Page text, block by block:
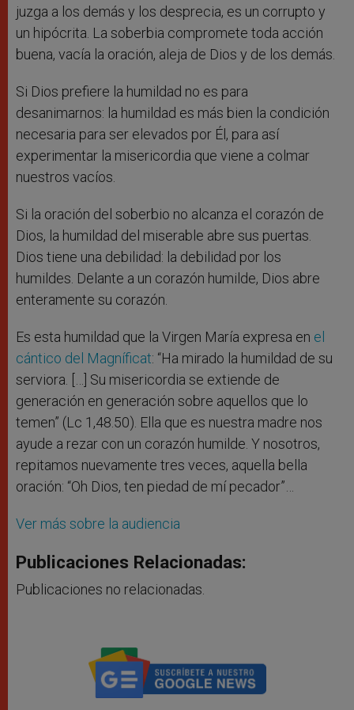
juzga a los demás y los desprecia, es un corrupto y
un hipócrita. La soberbia compromete toda acción
buena, vacía la oración, aleja de Dios y de los demás.
Si Dios prefiere la humildad no es para
desanimarnos: la humildad es más bien la condición
necesaria para ser elevados por Él, para así
experimentar la misericordia que viene a colmar
nuestros vacíos.
Si la oración del soberbio no alcanza el corazón de
Dios, la humildad del miserable abre sus puertas.
Dios tiene una debilidad: la debilidad por los
humildes. Delante a un corazón humilde, Dios abre
enteramente su corazón.
Es esta humildad que la Virgen María expresa en el
cántico del Magníficat: “Ha mirado la humildad de su
serviora. […] Su misericordia se extiende de
generación en generación sobre aquellos que lo
temen” (Lc 1,48.50). Ella que es nuestra madre nos
ayude a rezar con un corazón humilde. Y nosotros,
repitamos nuevamente tres veces, aquella bella
oración: “Oh Dios, ten piedad de mí pecador”…
Ver más sobre la audiencia
Publicaciones Relacionadas:
Publicaciones no relacionadas.